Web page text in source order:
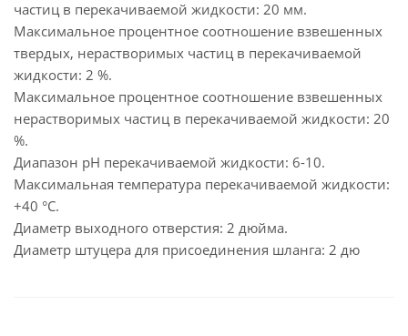
частиц в перекачиваемой жидкости: 20 мм.
Максимальное процентное соотношение взвешенных
твердых, нерастворимых частиц в перекачиваемой
жидкости: 2 %.
Максимальное процентное соотношение взвешенных
нерастворимых частиц в перекачиваемой жидкости: 20
%.
Диапазон рН перекачиваемой жидкости: 6-10.
Максимальная температура перекачиваемой жидкости:
+40 °C.
Диаметр выходного отверстия: 2 дюйма.
Диаметр штуцера для присоединения шланга: 2 дю